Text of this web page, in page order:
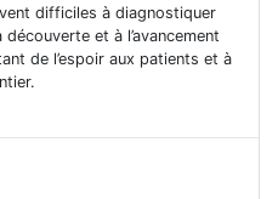
difficiles à diagnostiquer
et à l’avancement
de l’espoir aux patients et à